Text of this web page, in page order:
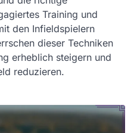
Training und
den Infieldspielern
dieser Techniken
erheblich steigern und
reduzieren.